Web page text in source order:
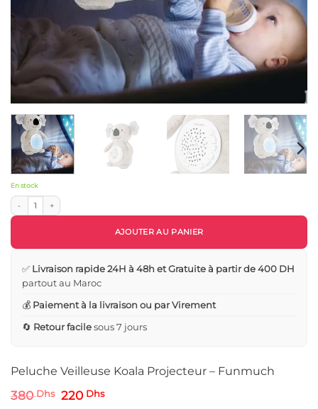
Peluche Veilleuse Koala Projecteur – Funmuch
380Dhs Le
220 DhsLe
En stock
quantité de Peluche Veilleuse Koala Projecteur - Funmuch
AJOUTER AU PANIER
✅ Livraison rapide 24H à 48h et Gratuite à partir de 400 DH
partout au Maroc
💰 Paiement à la livraison ou par Virement
🔄 Retour facilesous 7 jours